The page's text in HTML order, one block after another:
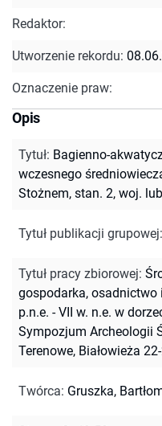
Redaktor:
Utworzenie rekordu:
Oznaczenie praw:
Opis
Tytuł: Bagienno-
wczesnego
Stożnem, stan. 2, woj.
Tytuł publikacji grupowej:
Tytuł pracy zbiorowej:
gospodarka,
p.n.e. - VII w. n.e. w
Sympozjum Archeologii
Terenowe, Białowieża
Twórca: Gruszka,